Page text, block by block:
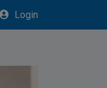
Login